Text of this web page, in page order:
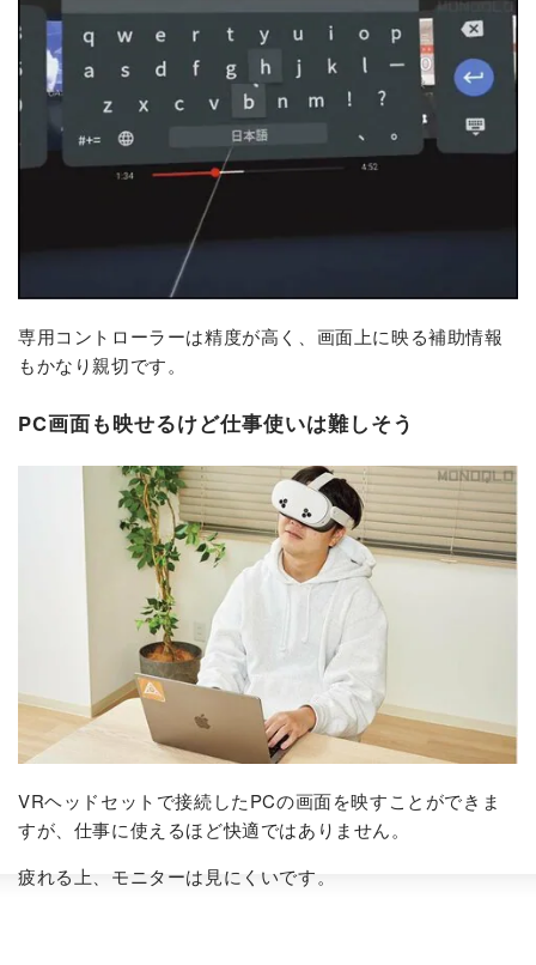
専用コントローラーは精度が高く、画面上に映る補助情報
もかなり親切です。
PC画面も映せるけど仕事使いは難しそう
VRヘッドセットで接続したPCの画面を映すことができま
すが、仕事に使えるほど快適ではありません。
疲れる上、モニターは見にくいです。